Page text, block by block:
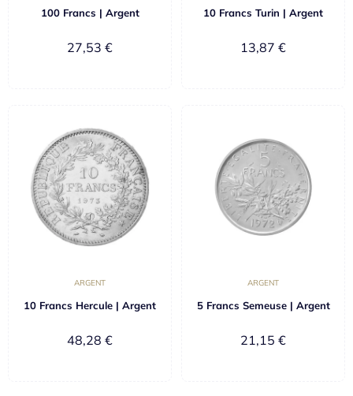
100 Francs | Argent
27,53 €
10 Francs Turin | Argent
13,87 €
ARGENT
10 Francs Hercule | Argent
48,28 €
ARGENT
5 Francs Semeuse | Argent
21,15 €